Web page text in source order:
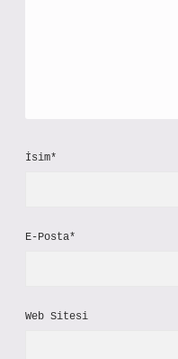
İsim*
E-Posta*
Web Sitesi